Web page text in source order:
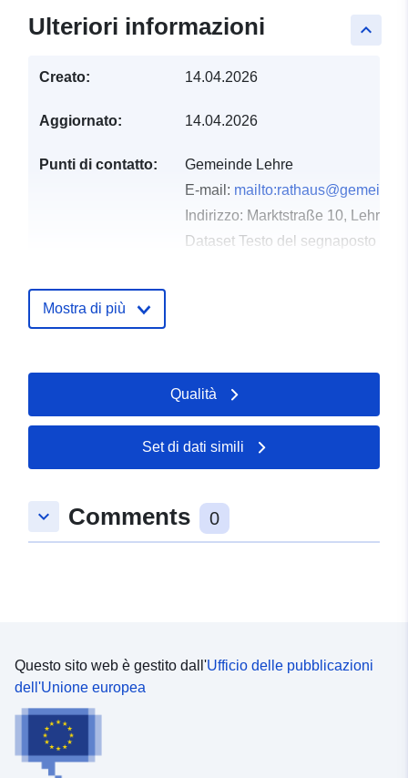
keyboard_arrow_up
Ulteriori informazioni
Creato: 14.04.2026
Aggiornato: 14.04.2026
Punti di contatto:
Gemeinde Lehre
E-mail:
Indirizzo: Marktstraße 10, Lehre,
Dataset Testo del segnaposto
Registro del
catalogo:
Spaziale: Coordinate: [ [ 10.6914241,
52.3530868 ], [ 10.6933744,
52.3530868 ], [ 10.6933744,
52.352486 ], [ 10.6914241,
uriRef:
http://data.europa.eu/88u/dataset/
Mostra di più
Qualità
Set di dati simili
keyboard_arrow_down Comments 0
Questo sito web è gestito dall'Ufficio delle pubblicazioni
dell'Unione europea